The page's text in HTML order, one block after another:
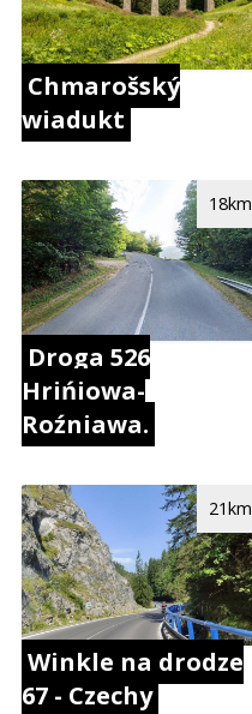
Chmarošský
wiadukt
Droga 526
Hrińiowa-
Roźniawa.
18km
Winkle na drodze
67 - Czechy
21km